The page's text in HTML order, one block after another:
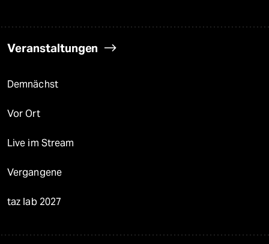
Veranstaltungen
Demnächst
Vor Ort
Live im Stream
Vergangene
taz lab 2027